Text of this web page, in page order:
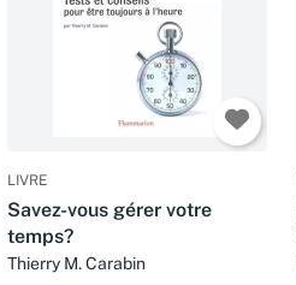
LIVRE
Savez-vous gérer votre
temps?
Thierry M. Carabin